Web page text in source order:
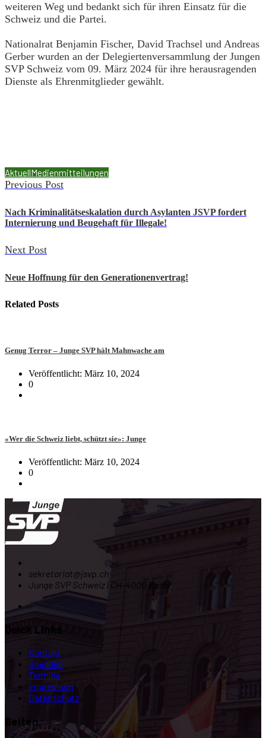
weiteren Weg und bedankt sich für ihren Einsatz für die
Schweiz und die Partei.
Nationalrat Benjamin Fischer, David Trachsel und Andreas
Gerber wurden an der Delegiertenversammlung der Jungen
SVP Schweiz vom 09. März 2024 für ihre herausragenden
Dienste als Ehrenmitglieder gewählt.
AktuellMedienmitteilungen
Previous Post
Nach Kriminalitätseskalation durch Asylanten JSVP fordert
Internierung und Beugehaft für Illegale!
Next Post
Neue Hoffnung für den Generationenvertrag!
Related Posts
Genug Terror – Junge SVP hält Mahnwache am
Veröffentlicht: März 10, 2024
0
«Wer die Schweiz liebt, schützt sie»: Junge
Veröffentlicht: März 10, 2024
0
sekretariat@jsvp.ch
Junge SVP Schweiz | CH-4000 Basel
Quick Links
Kontakt
Spenden
Termine
Impressum
Datenschutz
Seiten